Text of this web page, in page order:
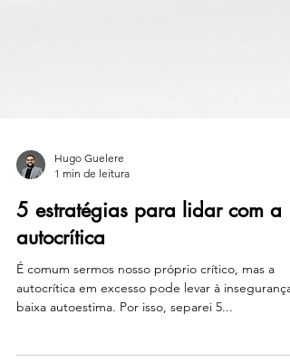
Hugo Guelere
1 min de leitura
5 estratégias para lidar com a
autocrítica
autocrítica em excesso pode levar à insegurança